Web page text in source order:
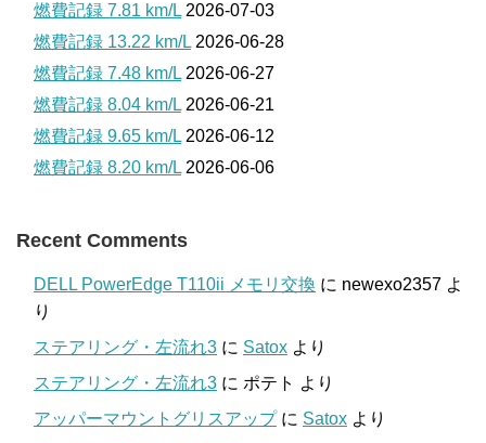
燃費記録 7.81 km/L 2026-07-03
燃費記録 13.22 km/L 2026-06-28
燃費記録 7.48 km/L 2026-06-27
燃費記録 8.04 km/L 2026-06-21
燃費記録 9.65 km/L 2026-06-12
燃費記録 8.20 km/L 2026-06-06
Recent Comments
DELL PowerEdge T110ii メモリ交換 に newexo2357 よ
り
ステアリング・左流れ3 に Satox より
ステアリング・左流れ3 に ポテト より
アッパーマウントグリスアップに Satox より